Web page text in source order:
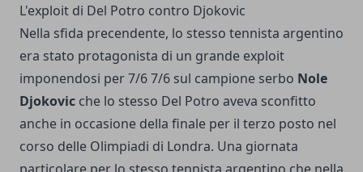
L'exploit di Del Potro contro Djokovic
Nella sfida precendente, lo stesso tennista argentino
era stato protagonista di un grande exploit
imponendosi per 7/6 7/6 sul campione serbo Nole
Djokovic che lo stesso Del Potro aveva sconfitto
anche in occasione della finale per il terzo posto nel
corso delle Olimpiadi di Londra. Una giornata